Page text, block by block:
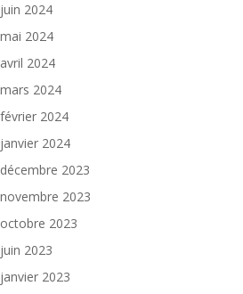
juin 2024
mai 2024
avril 2024
mars 2024
février 2024
janvier 2024
décembre 2023
novembre 2023
octobre 2023
juin 2023
janvier 2023